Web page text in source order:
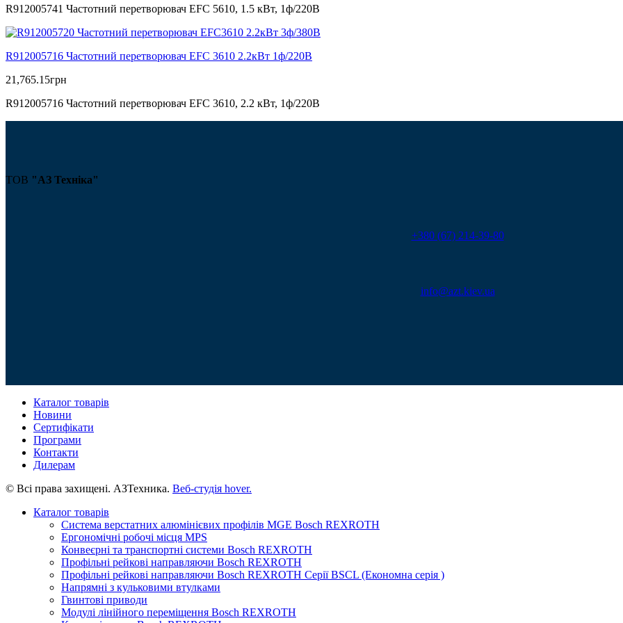
R912005741 Частотний перетворювач EFC 5610, 1.5 кВт, 1ф/220В
R912005716 Частотний перетворювач EFC 3610 2.2кВт 1ф/220В
21,765.15грн
R912005716 Частотний перетворювач EFC 3610, 2.2 кВт, 1ф/220В
ТОВ "АЗ Техніка"
+380 (67) 214-39-80
info@azt.kiev.ua
Каталог товарів
Новини
Сертифікати
Програми
Контакти
Дилерам
© Всі права захищені. АЗТехника. Веб-студія hover.
Каталог товарів
Система верстатних алюмінієвих профілів MGE Bosch REXROTH
Ергономічні робочі місця MPS
Конвеєрні та транспортні системи Bosch REXROTH
Профільні рейкові направляючи Bosch REXROTH
Профільні рейкові направляючи Bosch REXROTH Серії BSCL (Економна серія )
Напрямні з кульковими втулками
Гвинтові приводи
Модулі лінійного переміщення Bosch REXROTH